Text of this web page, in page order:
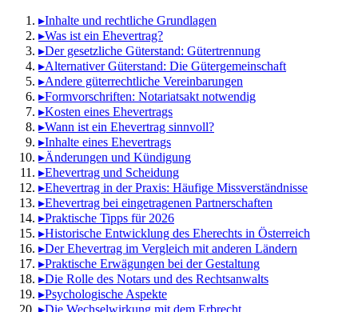
▸Inhalte und rechtliche Grundlagen
▸Was ist ein Ehevertrag?
▸Der gesetzliche Güterstand: Gütertrennung
▸Alternativer Güterstand: Die Gütergemeinschaft
▸Andere güterrechtliche Vereinbarungen
▸Formvorschriften: Notariatsakt notwendig
▸Kosten eines Ehevertrags
▸Wann ist ein Ehevertrag sinnvoll?
▸Inhalte eines Ehevertrags
▸Änderungen und Kündigung
▸Ehevertrag und Scheidung
▸Ehevertrag in der Praxis: Häufige Missverständnisse
▸Ehevertrag bei eingetragenen Partnerschaften
▸Praktische Tipps für 2026
▸Historische Entwicklung des Eherechts in Österreich
▸Der Ehevertrag im Vergleich mit anderen Ländern
▸Praktische Erwägungen bei der Gestaltung
▸Die Rolle des Notars und des Rechtsanwalts
▸Psychologische Aspekte
▸Die Wechselwirkung mit dem Erbrecht